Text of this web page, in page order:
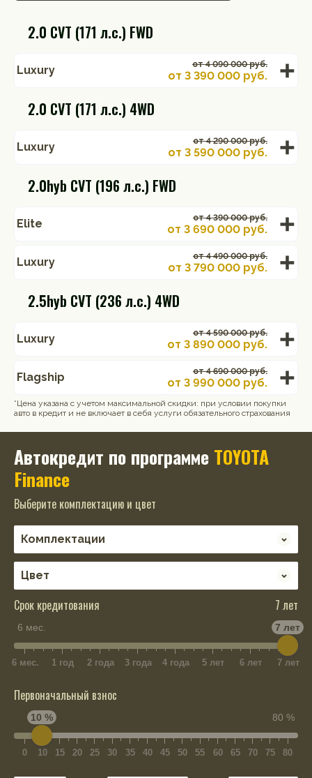
2.0 CVT (171 л.с.) FWD
Luxury от 4 090 000 руб.
от 3 390 000 руб.
2.0 CVT (171 л.с.) 4WD
Luxury от 4 290 000 руб.
от 3 590 000 руб.
2.0hyb CVT (196 л.с.) FWD
Elite от 4 390 000 руб.
от 3 690 000 руб.
Luxury от 4 490 000 руб.
от 3 790 000 руб.
2.5hyb CVT (236 л.с.) 4WD
Luxury от 4 590 000 руб.
от 3 890 000 руб.
Flagship от 4 690 000 руб.
от 3 990 000 руб.
*Цена указана с учетом максимальной скидки: при условии покупки
авто в кредит и не включает в себя услуги обязательного страхования
Автокредит по программе TOYOTA
Finance
Выберите комплектацию и цвет
Срок кредитования 7 лет
6 мес. 7 лет
6 мес. 1 год 2 года 3 года 4 года 5 лет 6 лет 7 лет
Первоначальный взнос
80 %
10 %
0 10 15 20 25 30 35 40 45 50 55 60 65 70 75 80